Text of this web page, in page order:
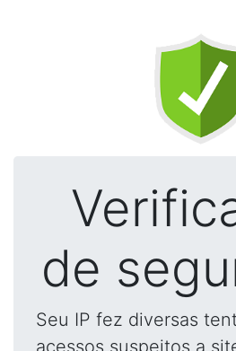
de
Seu IP fez diversas
acessos suspeitos a